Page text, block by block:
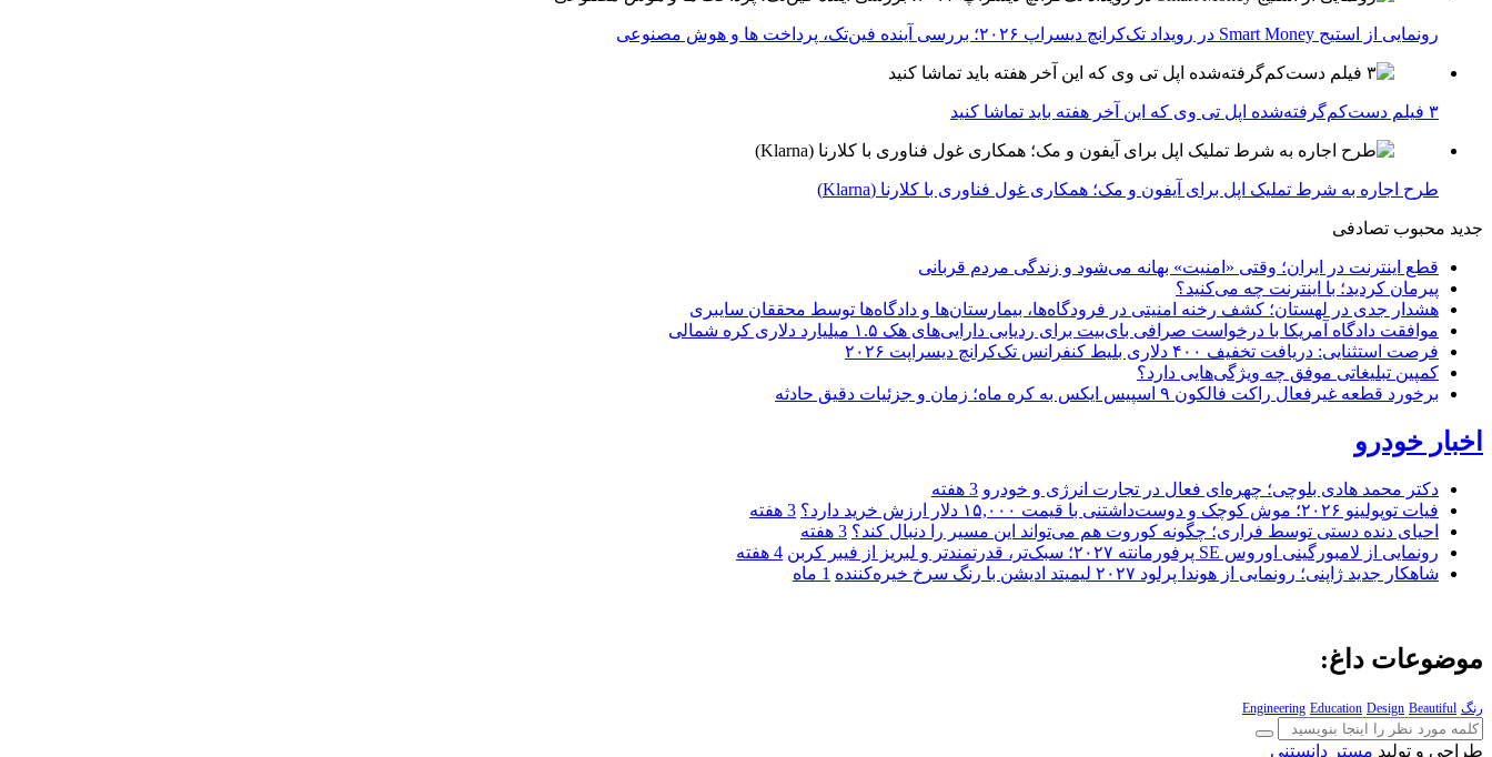
رونمایی از استیج Smart Money در رویداد تک‌کرانچ دیسراپ ۲۰۲۶؛ بررسی آینده فین‌تک، پرداخت‌ ها و هوش مصنوعی
۳ فیلم دست‌کم‌گرفته‌شده اپل تی وی که این آخر هفته باید تماشا کنید
طرح اجاره به شرط تملیک اپل برای آیفون و مک؛ همکاری غول فناوری با کلارنا (Klarna)
جدید محبوب تصادفی
قطع اینترنت در ایران؛ وقتی «امنیت» بهانه می‌شود و زندگی مردم قربانی
پیرمان کردید؛ با اینترنت چه می‌کنید؟
هشدار جدی در لهستان؛ کشف رخنه امنیتی در فرودگاه‌ها، بیمارستان‌ها و دادگاه‌ها توسط محققان سایبری
موافقت دادگاه آمریکا با درخواست صرافی بای‌بیت برای ردیابی دارایی‌های هک ۱.۵ میلیارد دلاری کره شمالی
فرصت استثنایی: دریافت تخفیف ۴۰۰ دلاری بلیط کنفرانس تک‌کرانچ دیسراپت ۲۰۲۶
کمپین تبلیغاتی موفق چه ویژگی‌هایی دارد؟
برخورد قطعه غیرفعال راکت فالکون ۹ اسپیس ایکس به کره ماه؛ زمان و جزئیات دقیق حادثه
اخبار خودرو
دکتر محمد هادی بلوچی؛ چهره‌ای فعال در تجارت انرژی و خودرو 3 هفته
فیات توپولینو ۲۰۲۶؛ موش کوچک و دوست‌داشتنی با قیمت ۱۵,۰۰۰ دلار ارزش خرید دارد؟
3 هفته
احیای دنده دستی توسط فراری؛ چگونه کوروت هم می‌تواند این مسیر را دنبال کند؟ 3 هفته
رونمایی از لامبورگینی اوروس SE پرفورمانته ۲۰۲۷؛ سبک‌تر، قدرتمندتر و لبریز از فیبر کربن
4 هفته
شاهکار جدید ژاپنی؛ رونمایی از هوندا پرلود ۲۰۲۷ لیمیتد ادیشن با رنگ سرخ خیره‌کننده
1 ماه
موضوعات داغ:
رنگ Engineering Education Design Beautiful
طراحی و تولید مستر دانستنی